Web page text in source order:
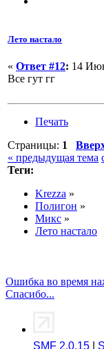
Лето настало
« Ответ #12: 14
Все гут гг
Печать
Страницы: 1
« предыдущая тема
Теги:
Krezza »
Полигон »
Микс »
Лето настало
Ошибка во время
Спасибо...
SMF 2.0.15